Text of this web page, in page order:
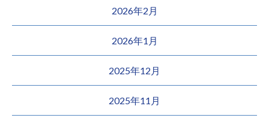
2026年2月
2026年1月
2025年12月
2025年11月